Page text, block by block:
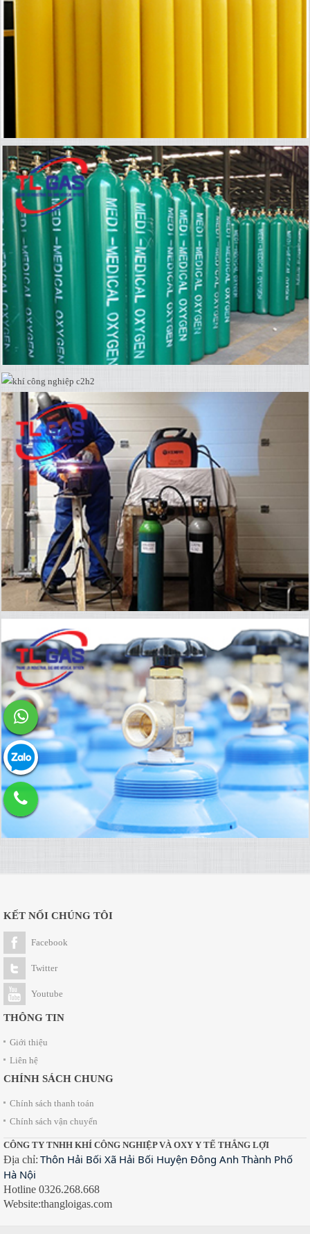
KẾT NỐI CHÚNG TÔI
Facebook
Twitter
Youtube
THÔNG TIN
Giới thiệu
Liên hệ
CHÍNH SÁCH CHUNG
Chính sách thanh toán
Chính sách vận chuyển
CÔNG TY TNHH KHÍ CÔNG NGHIỆP VÀ OXY Y TẾ THẮNG LỢI
Địa chỉ: Thôn Hải Bối Xã Hải Bối Huyện Đông Anh Thành Phố
Hà Nội
Hotline 0326.268.668
Website:thangloigas.com